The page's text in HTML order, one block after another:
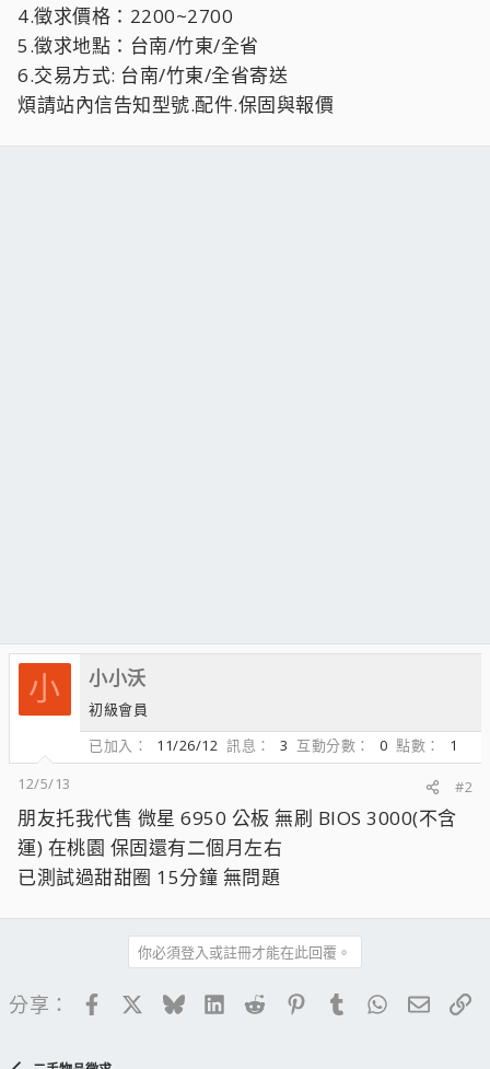
4.徵求價格：2200~2700
5.徵求地點：台南/竹東/全省
6.交易方式: 台南/竹東/全省寄送
煩請站內信告知型號.配件.保固與報價
小 小小沃
初級會員
已加入
11/26/12 訊息 3 互動分數 0 點數
1
12/5/13
#2
朋友托我代售 微星 6950 公板 無刷 BIOS 3000(不含
運) 在桃園 保固還有二個月左右
已測試過甜甜圈 15分鐘 無問題
你必須登入或註冊才能在此回覆。
分享： FacebookBlueskyLinkedIn
Reddit PinterestTumblrWhatsApp
電子